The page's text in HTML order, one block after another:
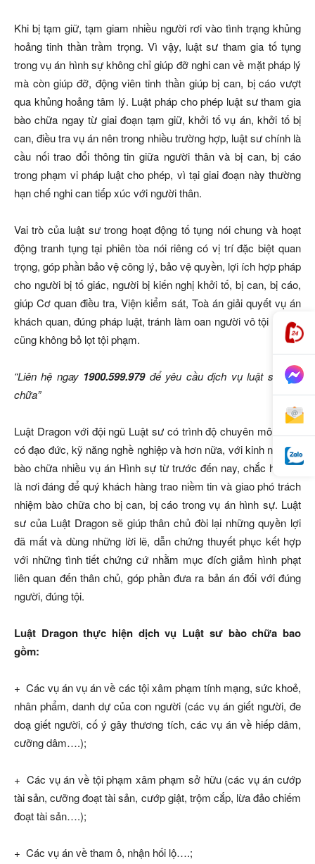
Khi bị tạm giữ, tạm giam nhiều người rơi vào tình trạng khủng
hoảng tinh thần trầm trọng. Vì vậy, luật sư tham gia tố tụng
trong vụ án hình sự không chỉ giúp đỡ nghi can về mặt pháp lý
mà còn giúp đỡ, động viên tinh thần giúp bị can, bị cáo vượt
qua khủng hoảng tâm lý. Luật pháp cho phép luật sư tham gia
bào chữa ngay từ giai đoạn tạm giữ, khởi tố vụ án, khởi tố bị
can, điều tra vụ án nên trong nhiều trường hợp, luật sư chính là
cầu nối trao đổi thông tin giữa người thân và bị can, bị cáo
trong phạm vi pháp luật cho phép, vì tại giai đoạn này thường
hạn chế nghi can tiếp xúc với người thân.
Vai trò của luật sư trong hoạt động tố tụng nói chung và hoạt
động tranh tụng tại phiên tòa nói riêng có vị trí đặc biệt quan
trọng, góp phần bảo vệ công lý, bảo vệ quyền, lợi ích hợp pháp
cho người bị tố giác, người bị kiến nghị khởi tố, bị can, bị cáo,
giúp Cơ quan điều tra, Viện kiểm sát, Toà án giải quyết vụ án
khách quan, đúng pháp luật, tránh làm oan người vô tội nhưng
cũng không bỏ lọt tội phạm.
“Liên hệ ngay 1900.599.979để yêu cầu dịch vụ luật sư bào
chữa”
Luật Dragon với đội ngũ Luật sư có trình độ chuyên môn cao,
có đạo đức, kỹ năng nghề nghiệp và hơn nữa, với kinh nghiệm
bào chữa nhiều vụ án Hình sự từ trước đến nay, chắc hẳn sẽ
là nơi đáng để quý khách hàng trao niềm tin và giao phó trách
nhiệm bào chữa cho bị can, bị cáo trong vụ án hình sự. Luật
sư của Luật Dragon sẽ giúp thân chủ đòi lại những quyền lợi
đã mất và dùng những lời lẽ, dẫn chứng thuyết phục kết hợp
với những tình tiết chứng cứ nhằm mục đích giảm hình phạt
liên quan đến thân chủ, góp phần đưa ra bản án đối với đúng
người, đúng tội.
Luật Dragon thực hiện dịch vụ Luật sư bào chữa bao
gồm:
+ Các vụ án vụ án về các tội xâm phạm tính mạng, sức khoẻ,
nhân phẩm, danh dự của con người (các vụ án giết người, đe
doạ giết người, cố ý gây thương tích, các vụ án về hiếp dâm,
cưỡng dâm….);
+ Các vụ án về tội phạm xâm phạm sở hữu (các vụ án cướp
tài sản, cưỡng đoạt tài sản, cướp giật, trộm cắp, lừa đảo chiếm
đoạt tài sản….);
+ Các vụ án về tham ô, nhận hối lộ….;